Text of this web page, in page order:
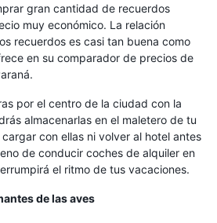
gran cantidad de recuerdos
muy económico. La relación
recuerdos es casi tan buena como
en su comparador de precios de
por el centro de la ciudad con la
almacenarlas en el maletero de tu
con ellas ni volver al hotel antes
de conducir coches de alquiler en
el ritmo de tus vacaciones.
de las aves